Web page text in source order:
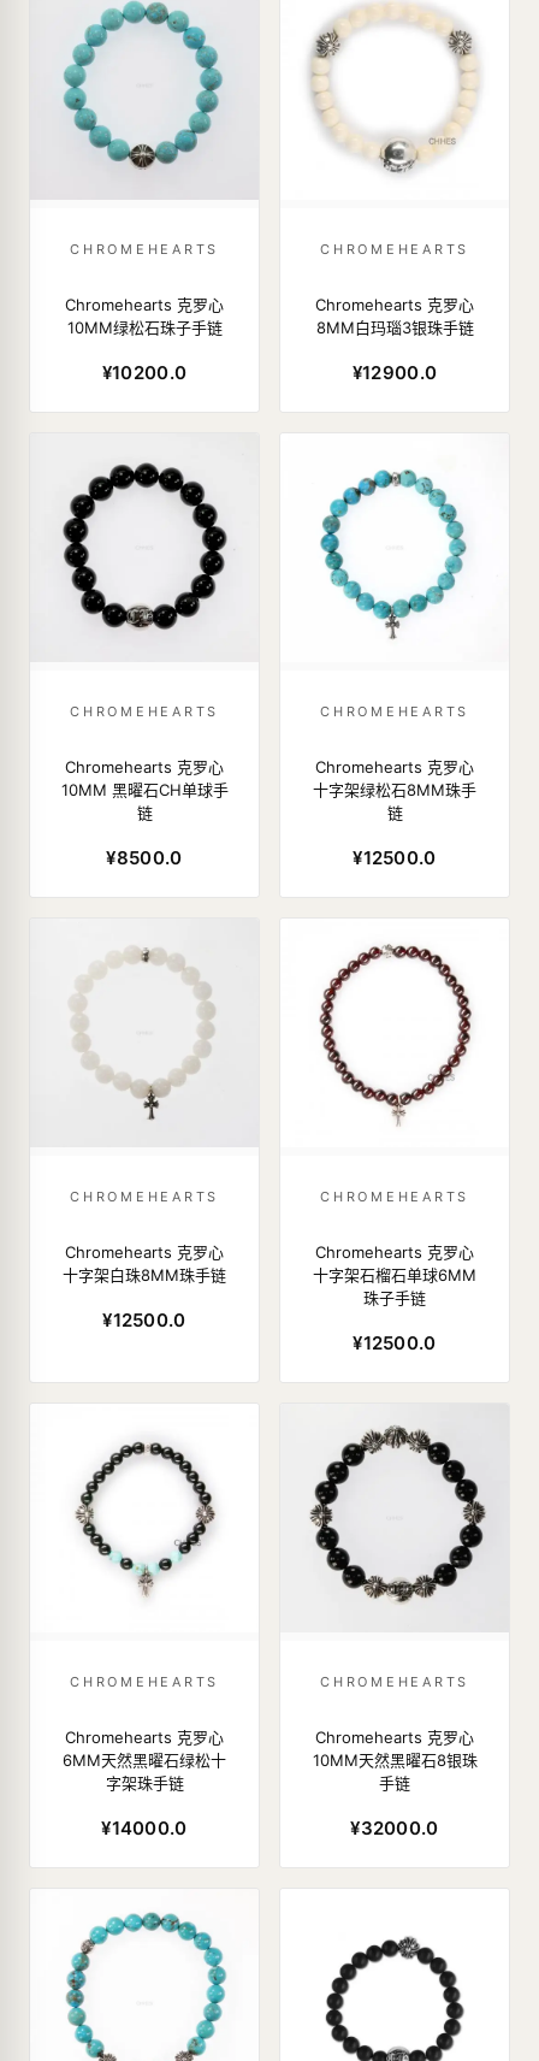
CHROMEHEARTS
Chromehearts 克罗心
10MM绿松石珠子手链
¥10200.0
CHROMEHEARTS
Chromehearts 克罗心
8MM白玛瑙3银珠手链
¥12900.0
CHROMEHEARTS
Chromehearts 克罗心
10MM 黑曜石CH单球手
链
¥8500.0
CHROMEHEARTS
Chromehearts 克罗心
十字架绿松石8MM珠手
链
¥12500.0
CHROMEHEARTS
Chromehearts 克罗心
十字架白珠8MM珠手链
¥12500.0
CHROMEHEARTS
Chromehearts 克罗心
十字架石榴石单球6MM
珠子手链
¥12500.0
CHROMEHEARTS
Chromehearts 克罗心
6MM天然黑曜石绿松十
字架珠手链
¥14000.0
CHROMEHEARTS
Chromehearts 克罗心
10MM天然黑曜石8银珠
手链
¥32000.0